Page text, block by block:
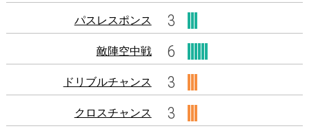
パスレスポンス 3
敵陣空中戦 6
ドリブルチャンス 3
クロスチャンス 3